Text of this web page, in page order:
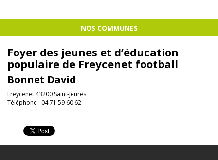
NOS COMMUNES
Foyer des jeunes et d’éducation
populaire de Freycenet football
Bonnet David
Freycenet 43200 Saint-Jeures
Téléphone : 04 71 59 60 62